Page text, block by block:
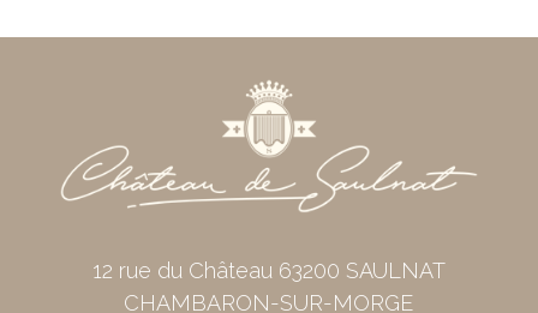
12 rue du Château 63200 SAULNAT
CHAMBARON-SUR-MORGE